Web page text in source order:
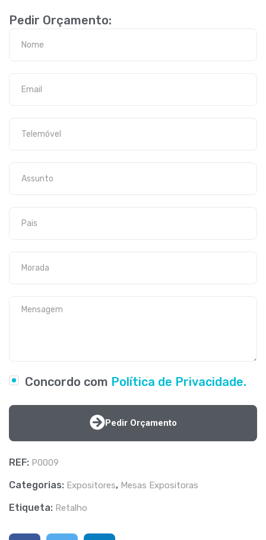
Pedir Orçamento:
Concordo com Política de Privacidade.
Pedir Orçamento
REF: P0009
Categorias: Expositores, Mesas Expositoras
Etiqueta: Retalho